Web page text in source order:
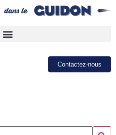
Contactez-nous